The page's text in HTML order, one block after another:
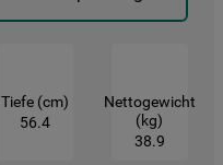
Tiefe (cm)
56.4
Nettogewicht
(kg)
38.9